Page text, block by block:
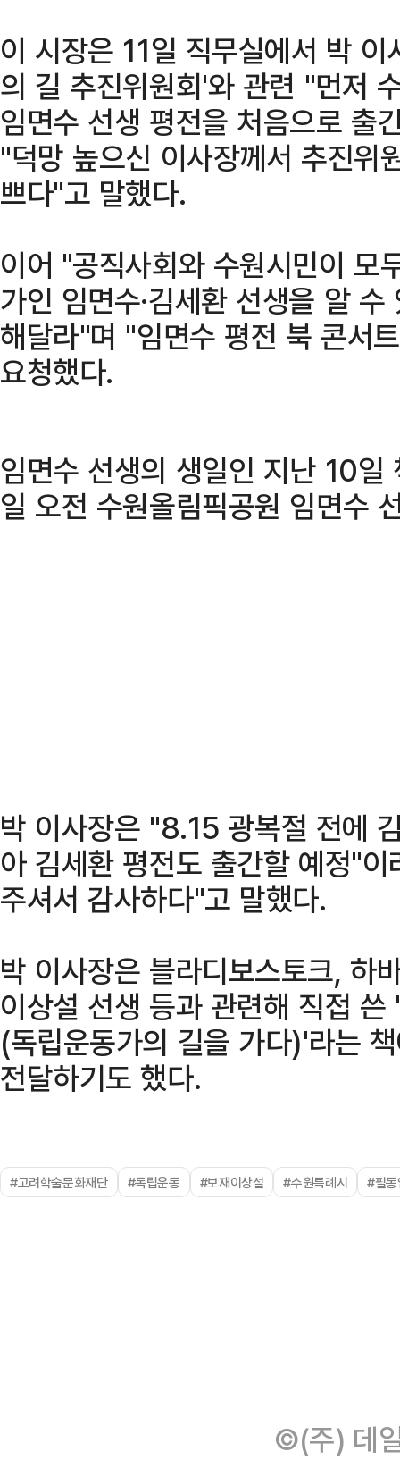
이 시장은 11일 직무실에서 박
의 길 추진위원회'와 관련 "먼저
임면수 선생 평전을 처음으로 출
"덕망 높으신 이사장께서 추진위
쁘다"고 말했다.
이어 "공직사회와 수원시민이 모
가인 임면수·김세환 선생을 알
해달라"며 "임면수 평전 북 콘서
요청했다.
임면수 선생의 생일인 지난 10일
일 오전 수원올림픽공원 임면수
박 이사장은 "8.15 광복절 전에
아 김세환 평전도 출간할 예정"
주셔서 감사하다"고 말했다.
박 이사장은 블라디보스토크, 하
이상설 선생 등과 관련해 직접
(독립운동가의 길을 가다)'라는
전달하기도 했다.
#고려학술문화재단 #독립운동 #보재이상설 #수원특례시 #필동
©(주) 데